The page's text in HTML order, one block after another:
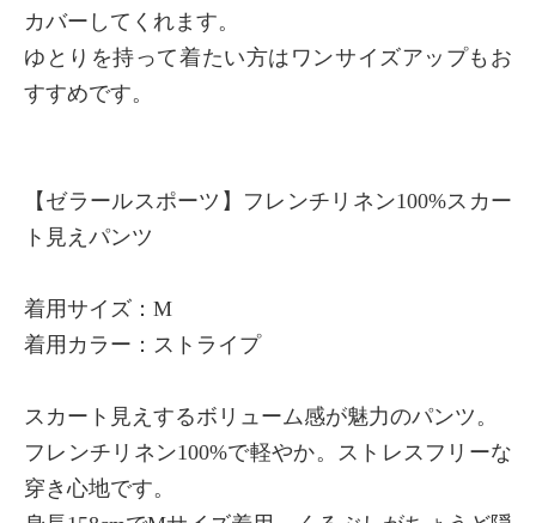
カバーしてくれます。
ゆとりを持って着たい方はワンサイズアップもお
すすめです。
【ゼラールスポーツ】フレンチリネン100%スカー
ト見えパンツ
着用サイズ：M
着用カラー：ストライプ
スカート見えするボリューム感が魅力のパンツ。
フレンチリネン100%で軽やか。ストレスフリーな
穿き心地です。